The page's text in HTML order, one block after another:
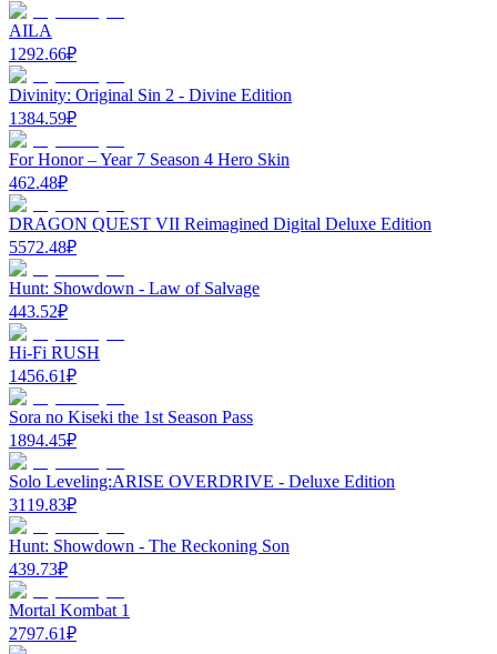
AILA
1292.66₽
Divinity: Original Sin 2 - Divine Edition
1384.59₽
For Honor – Year 7 Season 4 Hero Skin
462.48₽
DRAGON QUEST VII Reimagined Digital Deluxe Edition
5572.48₽
Hunt: Showdown - Law of Salvage
443.52₽
Hi-Fi RUSH
1456.61₽
Sora no Kiseki the 1st Season Pass
1894.45₽
Solo Leveling:ARISE OVERDRIVE - Deluxe Edition
3119.83₽
Hunt: Showdown - The Reckoning Son
439.73₽
Mortal Kombat 1
2797.61₽